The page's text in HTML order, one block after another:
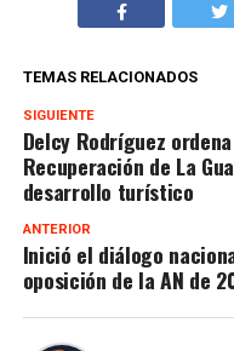
TEMAS RELACIONADOS
SIGUIENTE
Delcy Rodríguez
Recuperación de La
desarrollo turístico
ANTERIOR
Inició el diálogo
oposición de la AN de